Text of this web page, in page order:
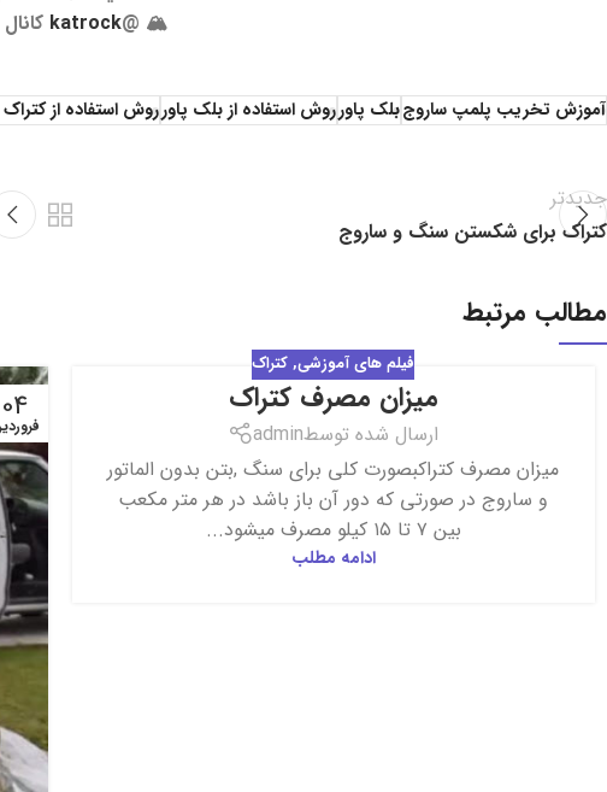
🏔 @
katrock
آموزش تخریب پلمپ ساروجبلک پاورروش استفاده از بلک پاورروش استفاده از
جدیدتر
مطالب مرتبط
فیلم های آموزشی, کتراک
میزان مصرف کتراک
ارسال شده توسطadmin
میزان مصرف کتراکبصورت کلی برای سنگ ,بتن بدون الماتور
و ساروج در صورتی که دور آن باز باشد در هر متر مکعب
بین ۷ تا ۱۵ کیلو مصرف میشود...
ادامه مطلب
04